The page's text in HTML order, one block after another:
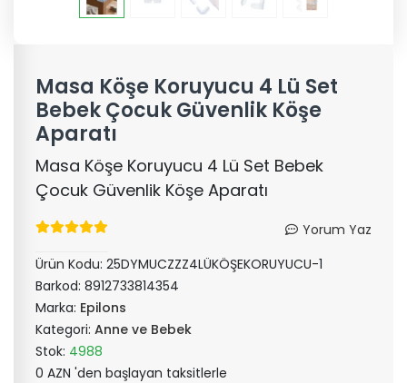
Masa Köşe Koruyucu 4 Lü Set
Bebek Çocuk Güvenlik Köşe
Aparatı
Masa Köşe Koruyucu 4 Lü Set Bebek
Çocuk Güvenlik Köşe Aparatı
Yorum Yaz
Ürün Kodu: 25DYMUCZZZ4LÜKÖŞEKORUYUCU-1
Barkod: 8912733814354
Marka: Epilons
Kategori: Anne ve Bebek
Stok: 4988
0 AZN 'den başlayan taksitlerle